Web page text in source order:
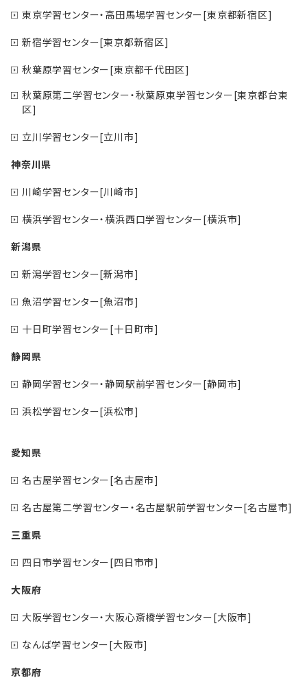
東京学習センター・高田馬場学習センター[東京都新宿区]
新宿学習センター[東京都新宿区]
秋葉原学習センター[東京都千代田区]
秋葉原第二学習センター・秋葉原東学習センター[東京都台東
区]
立川学習センター[立川市]
神奈川県
川崎学習センター[川崎市]
横浜学習センター・横浜西口学習センター[横浜市]
新潟県
新潟学習センター[新潟市]
魚沼学習センター[魚沼市]
十日町学習センター[十日町市]
静岡県
静岡学習センター・静岡駅前学習センター[静岡市]
浜松学習センター[浜松市]
愛知県
名古屋学習センター[名古屋市]
名古屋第二学習センター・名古屋駅前学習センター[名古屋市]
三重県
四日市学習センター[四日市市]
大阪府
大阪学習センター・大阪心斎橋学習センター[大阪市]
なんば学習センター[大阪市]
京都府